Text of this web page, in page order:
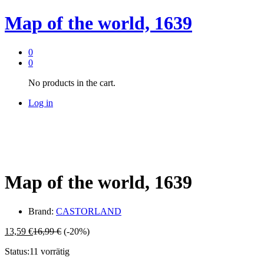
Map of the world, 1639
0
0
No products in the cart.
Log in
Map of the world, 1639
Brand: CASTORLAND
13,59 €16,99€ (-20%)
Status:11 vorrätig